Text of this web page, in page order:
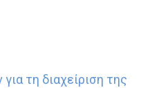
τη διαχείριση της